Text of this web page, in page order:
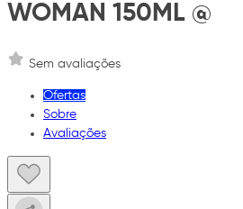
WOMAN 150ML @
Sem avaliações
Ofertas
Sobre
Avaliações